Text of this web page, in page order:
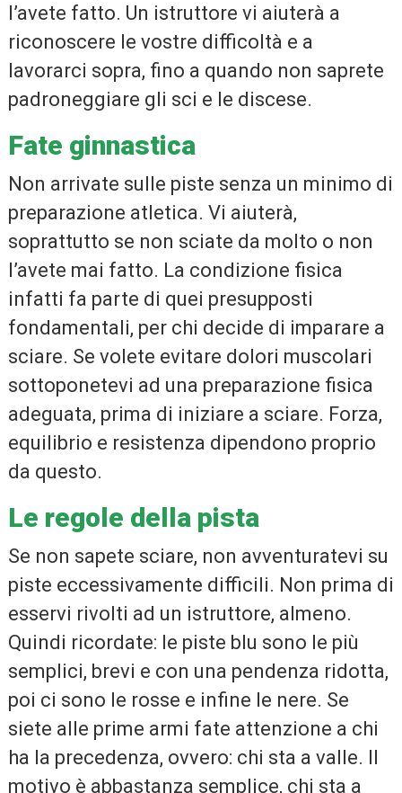
l’avete fatto. Un istruttore vi aiuterà a
riconoscere le vostre difficoltà e a
lavorarci sopra, fino a quando non saprete
padroneggiare gli sci e le discese.
Fate ginnastica
Non arrivate sulle piste senza un minimo di
preparazione atletica. Vi aiuterà,
soprattutto se non sciate da molto o non
l’avete mai fatto. La condizione fisica
infatti fa parte di quei presupposti
fondamentali, per chi decide di imparare a
sciare. Se volete evitare dolori muscolari
sottoponetevi ad una preparazione fisica
adeguata, prima di iniziare a sciare. Forza,
equilibrio e resistenza dipendono proprio
da questo.
Le regole della pista
Se non sapete sciare, non avventuratevi su
piste eccessivamente difficili. Non prima di
esservi rivolti ad un istruttore, almeno.
Quindi ricordate: le piste blu sono le più
semplici, brevi e con una pendenza ridotta,
poi ci sono le rosse e infine le nere. Se
siete alle prime armi fate attenzione a chi
ha la precedenza, ovvero: chi sta a valle. Il
motivo è abbastanza semplice, chi sta a